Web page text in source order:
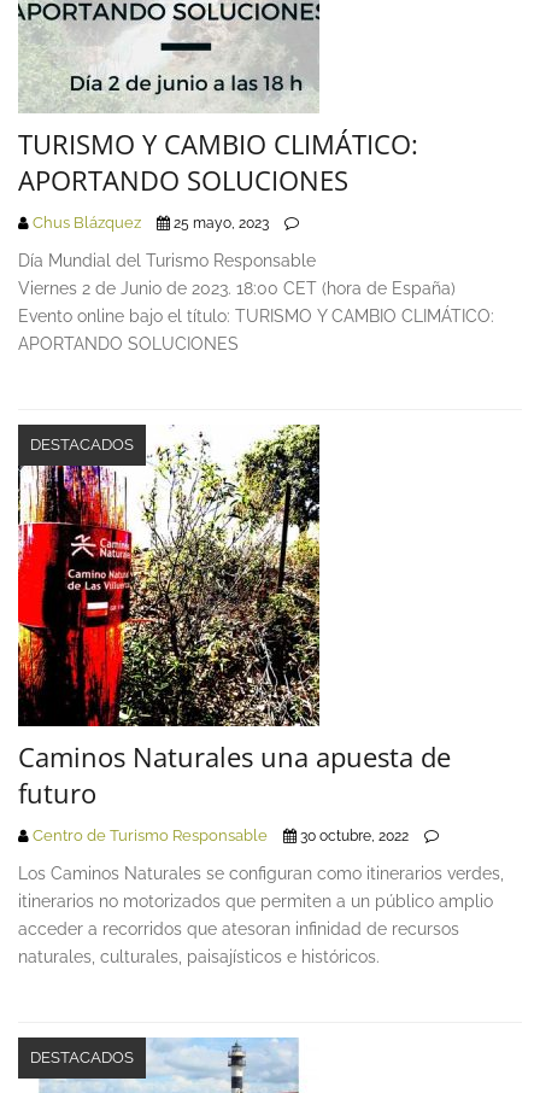
TURISMO Y CAMBIO CLIMÁTICO:
APORTANDO SOLUCIONES
Chus Blázquez 25 mayo, 2023
Día Mundial del Turismo Responsable
Viernes 2 de Junio de 2023. 18:00 CET (hora de España)
Evento online bajo el título: TURISMO Y CAMBIO CLIMÁTICO:
APORTANDO SOLUCIONES
DESTACADOS
Caminos Naturales una apuesta de
futuro
Centro de Turismo Responsable 30 octubre, 2022
Los Caminos Naturales se configuran como itinerarios verdes,
itinerarios no motorizados que permiten a un público amplio
acceder a recorridos que atesoran infinidad de recursos
naturales, culturales, paisajísticos e históricos.
DESTACADOS